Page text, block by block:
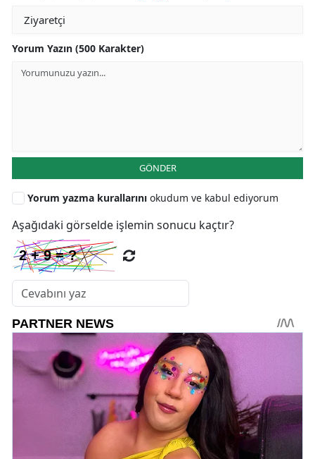
Yorum Yazın (500 Karakter)
GÖNDER
Yorum yazma kurallarını okudum ve kabul ediyorum
Aşağıdaki görselde işlemin sonucu kaçtır?